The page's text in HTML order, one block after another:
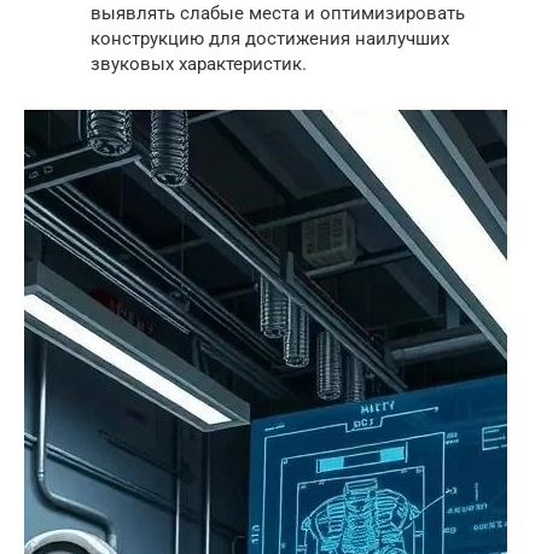
выявлять слабые места и оптимизировать
конструкцию для достижения наилучших
звуковых характеристик.